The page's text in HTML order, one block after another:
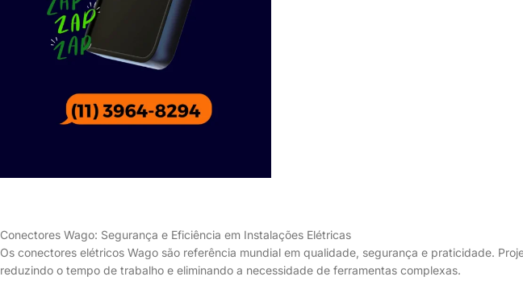
Conectores Wago: Segurança e Eficiência em Instalações Elétricas
Os conectores elétricos Wago são referência mundial em qualidade, segurança e praticidade.
reduzindo o tempo de trabalho e eliminando a necessidade de ferramentas complexas.